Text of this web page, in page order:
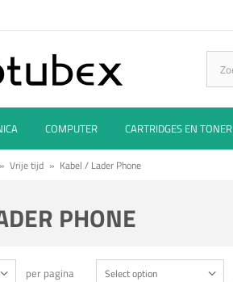
COMPUTER CARTRIDGES EN TONER
» Vrije tijd » Kabel / Lader Phone
PHONE
per pagina Select option